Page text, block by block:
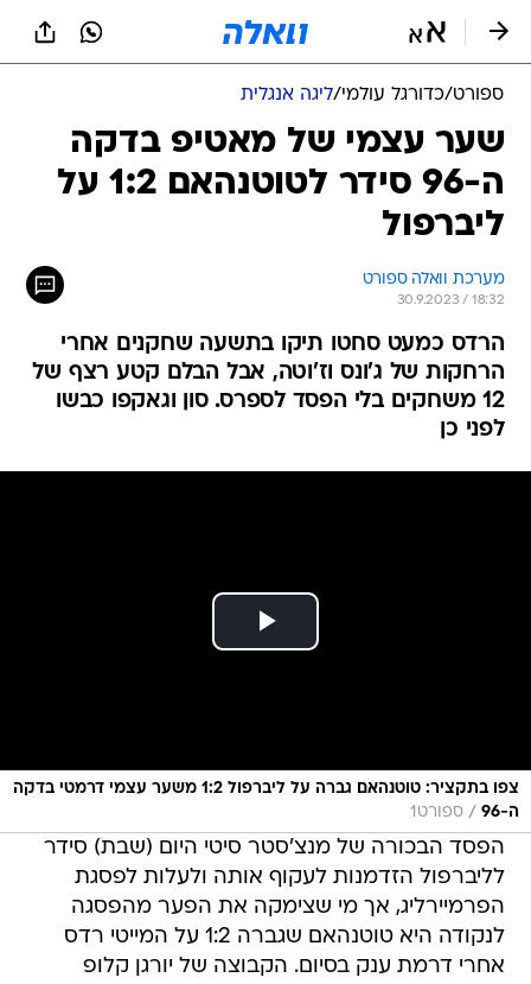
ספורט/כדורגל עולמי/ליגה אנגלית
שער עצמי של מאטיפ בדקה
ה-96 סידר לטוטנהאם 1:2 על
ליברפול
מערכת וואלה ספורט
30.9.2023 / 18:32
הרדס כמעט סחטו תיקו בתשעה שחקנים אחרי
הרחקות של ג'ונס וז'וטה, אבל הבלם קטע רצף של
12 משחקים בלי הפסד לספרס. סון וגאקפו כבשו
לפני כן
צפו בתקציר: טוטנהאם גברה על ליברפול 1:2 משער עצמי דרמטי בדקה
ה-96
/ ספורט1
הפסד הבכורה של מנצ'סטר סיטי היום (שבת) סידר
לליברפול הזדמנות לעקוף אותה ולעלות לפסגת
הפרמיירליג, אך מי שצימקה את הפער מהפסגה
לנקודה היא טוטנהאם שגברה 1:2 על המייטי רדס
אחרי דרמת ענק בסיום. הקבוצה של יורגן קלופ